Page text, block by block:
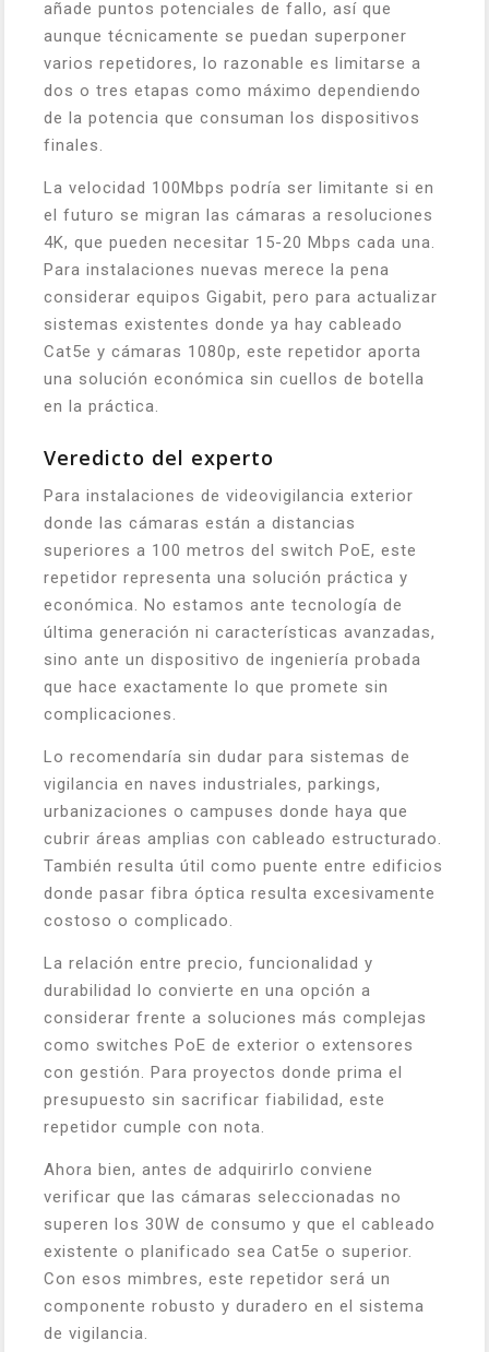
añade puntos potenciales de fallo, así que
aunque técnicamente se puedan superponer
varios repetidores, lo razonable es limitarse a
dos o tres etapas como máximo dependiendo
de la potencia que consuman los dispositivos
finales.
La velocidad 100Mbps podría ser limitante si en
el futuro se migran las cámaras a resoluciones
4K, que pueden necesitar 15-20 Mbps cada una.
Para instalaciones nuevas merece la pena
considerar equipos Gigabit, pero para actualizar
sistemas existentes donde ya hay cableado
Cat5e y cámaras 1080p, este repetidor aporta
una solución económica sin cuellos de botella
en la práctica.
Veredicto del experto
Para instalaciones de videovigilancia exterior
donde las cámaras están a distancias
superiores a 100 metros del switch PoE, este
repetidor representa una solución práctica y
económica. No estamos ante tecnología de
última generación ni características avanzadas,
sino ante un dispositivo de ingeniería probada
que hace exactamente lo que promete sin
complicaciones.
Lo recomendaría sin dudar para sistemas de
vigilancia en naves industriales, parkings,
urbanizaciones o campuses donde haya que
cubrir áreas amplias con cableado estructurado.
También resulta útil como puente entre edificios
donde pasar fibra óptica resulta excesivamente
costoso o complicado.
La relación entre precio, funcionalidad y
durabilidad lo convierte en una opción a
considerar frente a soluciones más complejas
como switches PoE de exterior o extensores
con gestión. Para proyectos donde prima el
presupuesto sin sacrificar fiabilidad, este
repetidor cumple con nota.
Ahora bien, antes de adquirirlo conviene
verificar que las cámaras seleccionadas no
superen los 30W de consumo y que el cableado
existente o planificado sea Cat5e o superior.
Con esos mimbres, este repetidor será un
componente robusto y duradero en el sistema
de vigilancia.